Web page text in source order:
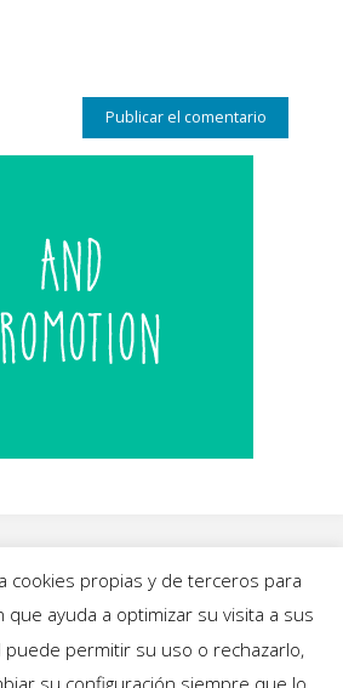
cookies propias y de terceros para
ayuda a optimizar su visita a sus
puede permitir su uso o rechazarlo,